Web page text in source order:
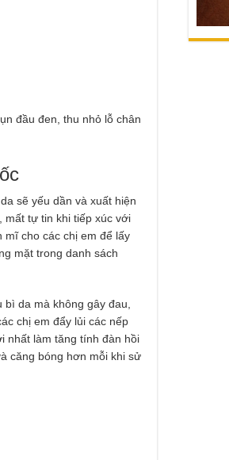
đầu đen, thu nhỏ lỗ chân
sẽ yếu dần và xuất hiện
mất tự tin khi tiếp xúc với
mĩ cho các chị em để lấy
mặt trong danh sách
da mà không gây đau,
chị em đẩy lủi các nếp
nhất làm tăng tính đàn hồi
căng bóng hơn mỗi khi sử